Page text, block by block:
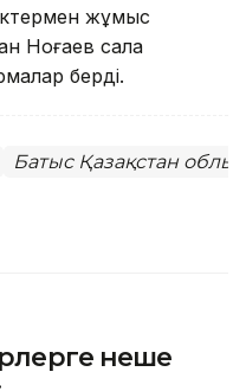
жұмыс
Ноғаев сала
берді.
Батыс Қазақстан
неше